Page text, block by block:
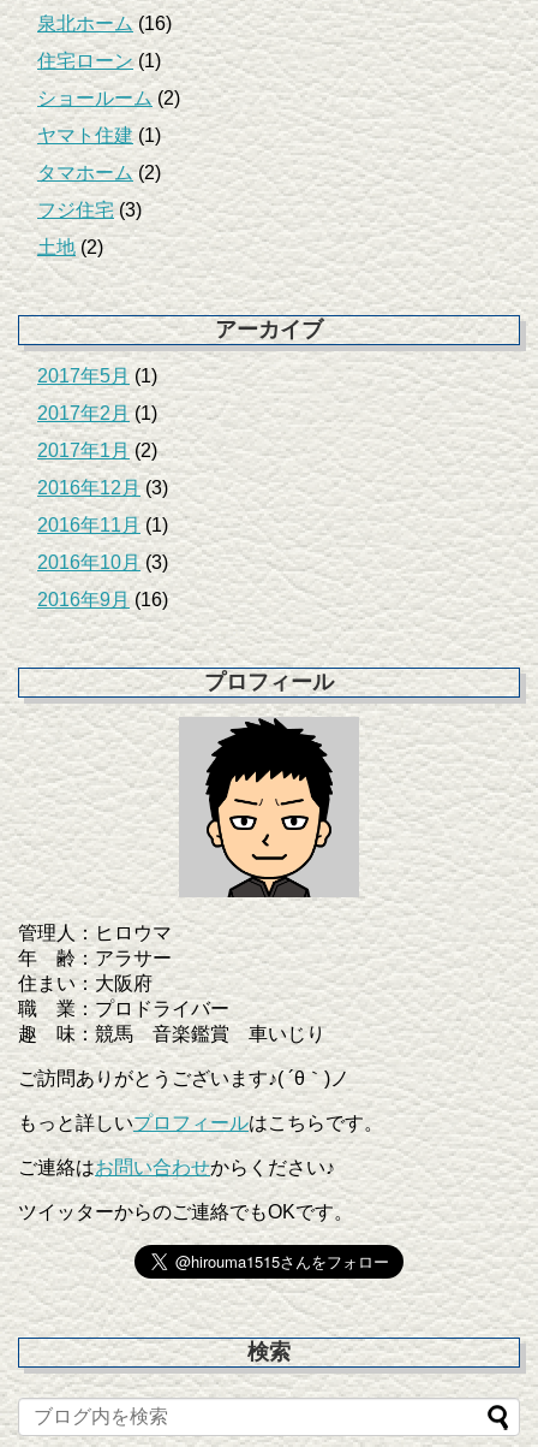
泉北ホーム(16)
住宅ローン(1)
ショールーム(2)
ヤマト住建(1)
タマホーム(2)
フジ住宅 (3)
土地 (2)
アーカイブ
2017年5月 (1)
2017年2月(1)
2017年1月 (2)
2016年12月(3)
2016年11月 (1)
2016年10月(3)
2016年9月 (16)
プロフィール
管理人：ヒロウマ
年 齢：アラサー
住まい：大阪府
職 業：プロドライバー
趣 味：競馬 音楽鑑賞 車いじり
ご訪問ありがとうございます♪( ´θ｀)ノ
もっと詳しいプロフィールはこちらです。
ご連絡はお問い合わせからください♪
ツイッターからのご連絡でもOKです。
検索